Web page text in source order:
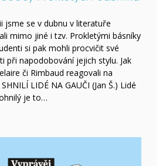
jsme se v dubnu v literatuře
mimo jiné i tzv. Prokletými básníky
si pak mohli procvičit své
při napodobování jejich stylu. Jak
či Rimbaud reagovali na
LIDÉ NA GAUČI (Jan Š.) Lidé
je to…